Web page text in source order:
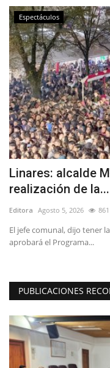
Espectáculos
Linares: alcalde
realización de la...
Editora Agosto 5, 2026 861
El jefe comunal, dijo tener
aprobará el Programa...
PUBLICACIONES